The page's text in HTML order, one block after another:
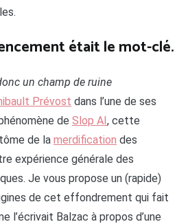
était le mot-clé.
un champ de ruine
Prévost dans l’une de ses
de Slop AI, cette
de la merdification des
expérience générale des
Je vous propose un (rapide)
de cet effondrement qui fait
l’écrivait Balzac à propos d’une